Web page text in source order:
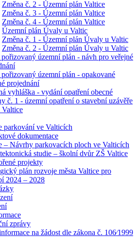
Změna č. 2 - Územní plán Valtice
Změna č. 3 - Územní plán Valtice
Změna č. 4 - Územní plán Valtice
Územní plán Úvaly u Valtic
Změna č. 1 - Územní plán Úvaly u Valtic
Změna č. 2 - Územní plán Úvaly u Valtic
územní plán - návh pro veřejné
územní plán - opakované
projednání
vyhláška - vydání opatření obecné
č. 1 - územní opatření o stavební uzávěře
Valtice
parkování ve Valticích
dokumentace
– Návrhy parkovacích ploch ve Valticích
studie – školní dvůr ZŠ Valtice
projekty
plán rozvoje města Valtice pro
2024 – 2028
zprávy
na žádost dle zákona č. 106⁄1999